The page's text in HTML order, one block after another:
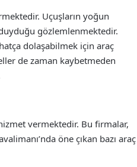
Uçuşların yoğun
gözlemlenmektedir.
dolaşabilmek için araç
de zaman kaybetmeden
vermektedir. Bu firmalar,
öne çıkan bazı araç